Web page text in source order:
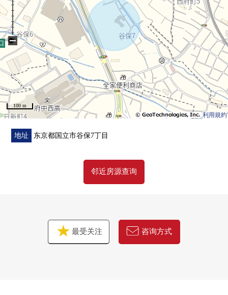
利用規約
100 m
−
地址 东京都国立市谷保7丁目
邻近房源查询
最受关注 咨询方式